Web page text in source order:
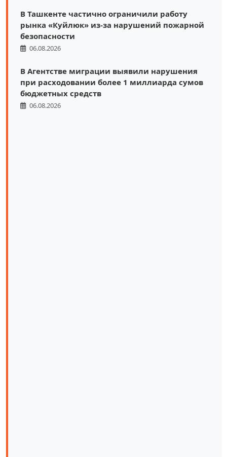
В Ташкенте частично ограничили работу
рынка «Куйлюк» из-за нарушений пожарной
безопасности
06.08.2026
В Агентстве миграции выявили нарушения
при расходовании более 1 миллиарда сумов
бюджетных средств
06.08.2026